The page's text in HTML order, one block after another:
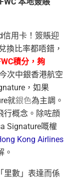
信用卡！簽賬迎
換比率都唔錯，
積分，夠
次中銀香港航空
，如果
就銀色為主調。
行概念。除咗顔
Signature嘅權
Kong Airlines
。
里數」表達而係